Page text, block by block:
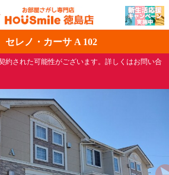
セレノ・カーサ A 102
約された可能性がございます。詳しくはお問い合